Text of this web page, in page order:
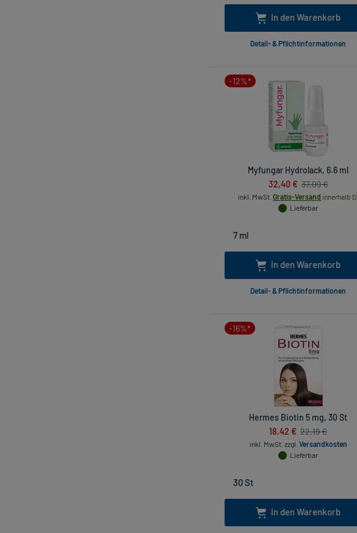
In den Warenkorb
Detail- & Pflichtinformationen
-12%*
Myfungar Hydrolack, 6.6 ml
32,40 € 37,09 €
inkl. MwSt. Gratis-Versand innerhalb D.
Lieferbar
In den Warenkorb
Detail- & Pflichtinformationen
-16%*
Hermes Biotin 5 mg, 30 St
18,42 € 22,19 €
inkl. MwSt. zzgl. Versandkosten
Lieferbar
In den Warenkorb